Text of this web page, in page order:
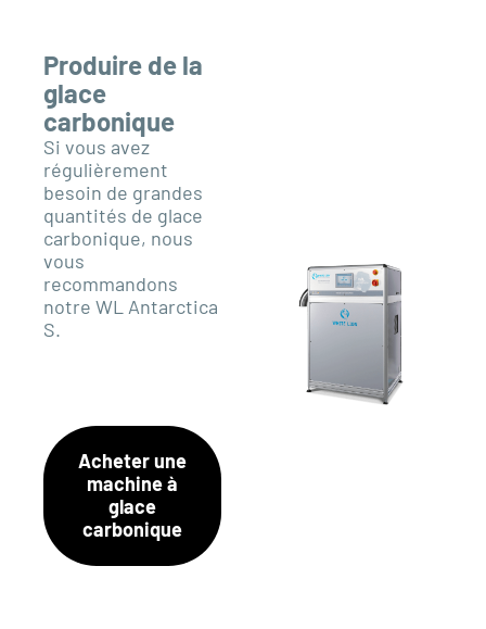
Produire de la
glace
carbonique
Si vous avez
régulièrement
besoin de grandes
quantités de glace
carbonique, nous
vous
recommandons
notre WL Antarctica
S.
Acheter une
machine à
glace
carbonique